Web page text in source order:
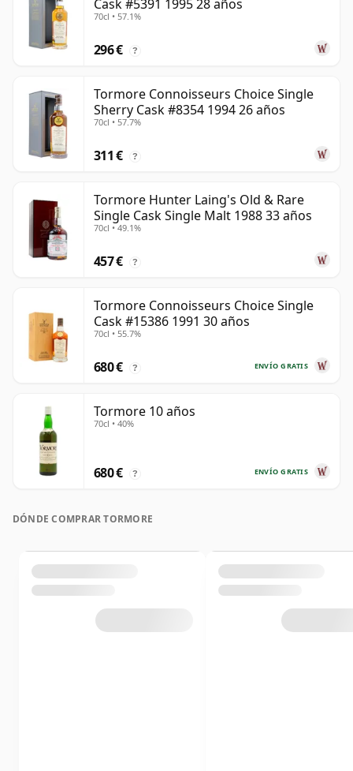
Cask #5391 1995 28 años
70cl • 57.1%
296 € ?
Tormore Connoisseurs Choice Single
Sherry Cask #8354 1994 26 años
70cl • 57.7%
311 € ?
Tormore Hunter Laing's Old & Rare
Single Cask Single Malt 1988 33 años
70cl • 49.1%
457 € ?
Tormore Connoisseurs Choice Single
Cask #15386 1991 30 años
70cl • 55.7%
ENVÍO GRATIS
680 € ?
Tormore 10 años
70cl • 40%
ENVÍO GRATIS
680 € ?
DÓNDE COMPRAR TORMORE